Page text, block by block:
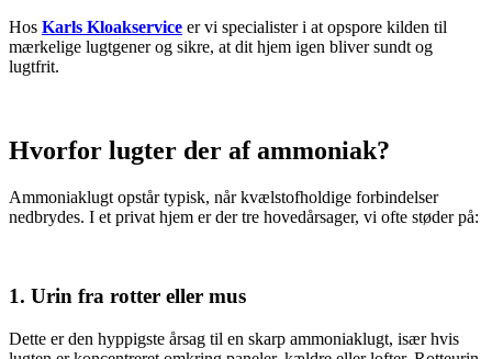
Hos Karls Kloakservice er vi specialister i at opspore kilden til
mærkelige lugtgener og sikre, at dit hjem igen bliver sundt og
lugtfrit.
Hvorfor lugter der af ammoniak?
Ammoniaklugt opstår typisk, når kvælstofholdige forbindelser
nedbrydes. I et privat hjem er der tre hovedårsager, vi ofte støder på:
1. Urin fra rotter eller mus
Dette er den hyppigste årsag til en skarp ammoniaklugt, især hvis